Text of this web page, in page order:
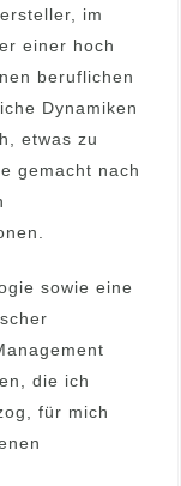
im
einer hoch
beruflichen
Dynamiken
etwas zu
gemacht nach
sowie eine
die ich
für mich